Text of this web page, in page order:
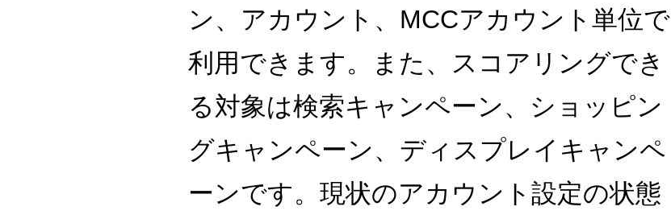
ン、アカウント、 MCCアカウント単位で
利用できます。また、スコアリングでき
る対象は検索キャンペーン、ショッピン
グキャンペーン、ディスプレイキャンペ
ーンです。現状のアカウント設定の状態